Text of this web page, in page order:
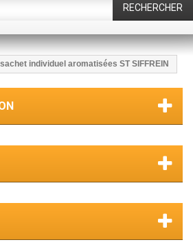
RECHERCHER
individuel aromatisées ST SIFFREIN